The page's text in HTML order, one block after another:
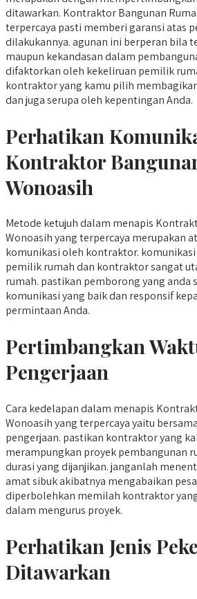
ditawarkan. Kontraktor Bangunan
terpercaya pasti memberi garansi atas
dilakukannya. agunan ini berperan bila
maupun kekandasan dalam
difaktorkan oleh kekeliruan pemilik
kontraktor yang kamu pilih
dan juga serupa oleh kepentingan Anda.
Perhatikan
Kontraktor
Wonoasih
Metode ketujuh dalam menapis
Wonoasih yang terpercaya merupakan
komunikasi oleh kontraktor.
pemilik rumah dan kontraktor sangat
rumah. pastikan pemborong yang anda
komunikasi yang baik dan responsif
permintaan Anda.
Pertimbangkan
Pengerjaan
Cara kedelapan dalam menapis
Wonoasih yang terpercaya yaitu
pengerjaan. pastikan kontraktor yang
merampungkan proyek pembangunan
durasi yang dijanjikan. janganlah
amat sibuk akibatnya mengabaikan
diperbolehkan memilah kontraktor
dalam mengurus proyek.
Perhatikan Jenis
Ditawarkan